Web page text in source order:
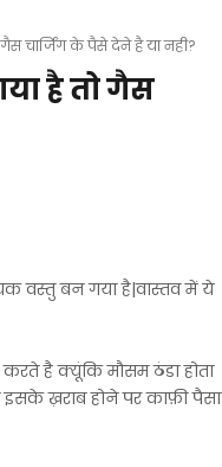
गैस चार्जिंग के पैसे देने है या नही?
है तो गैस
वस्तु बन गया है|वास्तव में ये
है क्यूंकि मौसम ठंडा होता
इसके ख़राब होने पर काफ़ी पैसा